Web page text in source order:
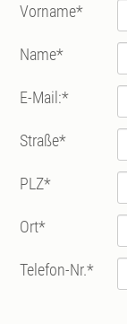
Vorname*
Name*
E-Mail:*
Straße*
PLZ*
Ort*
Telefon-Nr.*